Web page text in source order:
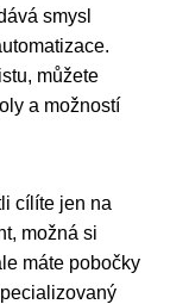
smysl
můžete
a možností
cílíte jen na
možná si
máte pobočky